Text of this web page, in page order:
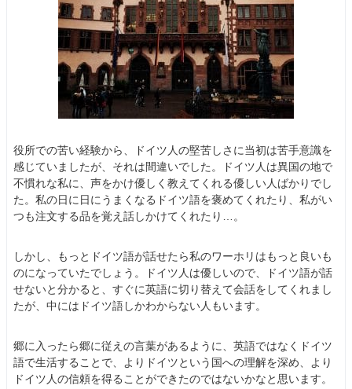
役所での苦い経験から、ドイツ人の堅苦しさに当初は苦手意識を
感じていましたが、それは間違いでした。ドイツ人は異国の地で
不慣れな私に、声をかけ優しく教えてくれる優しい人ばかりでし
た。私の日に日にうまくなるドイツ語を褒めてくれたり、私がい
つも注文する品を覚え話しかけてくれたり…。
しかし、もっとドイツ語が話せたら私のワーホリはもっと良いも
のになっていたでしょう。ドイツ人は優しいので、ドイツ語が話
せないと分かると、すぐに英語に切り替えて会話をしてくれまし
たが、中にはドイツ語しかわからない人もいます。
郷に入ったら郷に従えの言葉があるように、英語ではなくドイツ
語で生活することで、よりドイツという国への理解を深め、より
ドイツ人の信頼を得ることができたのではないかなと思います。